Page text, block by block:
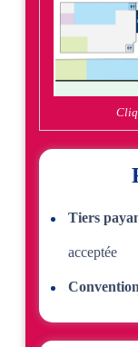
Tiers
acceptée